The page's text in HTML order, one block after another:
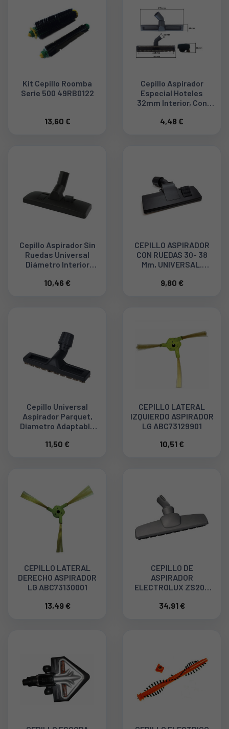
Kit Cepillo Roomba
Serie 500 49RB0122
13,60 €
Cepillo Aspirador
Especial Hoteles
32mm Interior, Con
4,48 €
Cepillo Aspirador Sin
Ruedas Universal
Diámetro Interior
10,46 €
CEPILLO ASPIRADOR
CON RUEDAS 30- 38
Mm, UNIVERSAL.
9,80 €
Cepillo Universal
Aspirador Parquet,
Diametro Adaptable
11,50 €
CEPILLO LATERAL
IZQUIERDO ASPIRADOR
LG ABC73129901
10,51 €
CEPILLO LATERAL
DERECHO ASPIRADOR
LG ABC73130001
13,49 €
CEPILLO DE
ASPIRADOR
ELECTROLUX ZS204
34,91 €